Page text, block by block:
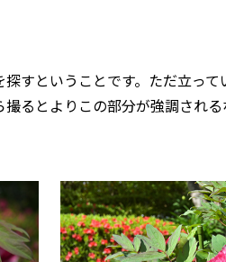
すということです。ただ立っ
るとよりこの部分が強調され